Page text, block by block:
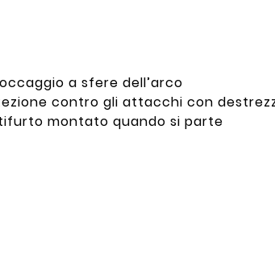
a sfere dell’arco
contro gli attacchi con
montato quando si parte